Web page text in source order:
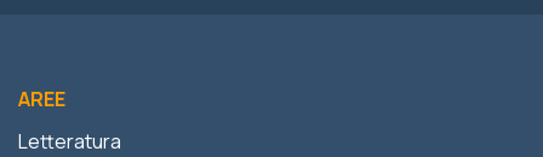
AREE
Letteratura